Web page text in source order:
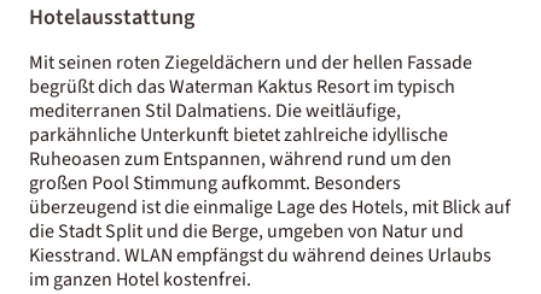
Hotelausstattung
Mit seinen roten Ziegeldächern und der hellen Fassade
begrüßt dich das Waterman Kaktus Resort im typisch
mediterranen Stil Dalmatiens. Die weitläufige,
parkähnliche Unterkunft bietet zahlreiche idyllische
Ruheoasen zum Entspannen, während rund um den
großen Pool Stimmung aufkommt. Besonders
überzeugend ist die einmalige Lage des Hotels, mit Blick auf
die Stadt Split und die Berge, umgeben von Natur und
Kiesstrand. WLAN empfängst du während deines Urlaubs
im ganzen Hotel kostenfrei.